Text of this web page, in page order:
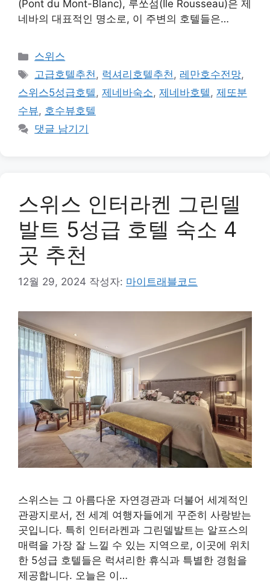
(Pont du Mont-Blanc), 루쏘섬(Île Rousseau)은 제
네바의 대표적인 명소로, 이 주변의 호텔들은…
카
테
리
스위스
태
그
고급호텔추천, 럭셔리호텔추천, 레만호수전망,
스위스5성급호텔, 제네바숙소, 제네바호텔, 제또분
수뷰, 호수뷰호텔
댓글 남기기
스위스 인터라켄 그린델
발트 5성급 호텔 숙소 4
곳 추천
12월 29, 2024 작성자: 마이트래블코드
스위스는 그 아름다운 자연경관과 더불어 세계적인
관광지로서, 전 세계 여행자들에게 꾸준히 사랑받는
곳입니다. 특히 인터라켄과 그린델발트는 알프스의
매력을 가장 잘 느낄 수 있는 지역으로, 이곳에 위치
한 5성급 호텔들은 럭셔리한 휴식과 특별한 경험을
제공합니다. 오늘은 이…